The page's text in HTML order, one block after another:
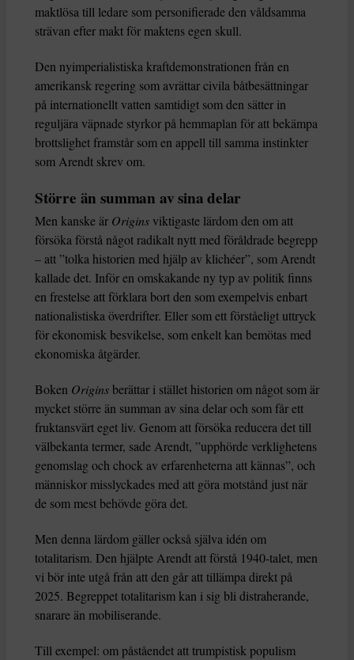
maktlösa till ledare som personifierade den våldsamma
strävan efter makt för maktens egen skull.
Den nyimperialistiska kraftdemonstrationen från en
amerikansk regering som avrättar civila båtbesättningar
på internationellt vatten samtidigt som den sätter in
reguljära väpnade styrkor på hemmaplan för att bekämpa
brottslighet framstår som en appell till samma instinkter
som Arendt skrev om.
Större än summan av sina delar
Men kanske är Origins viktigaste lärdom den om att
försöka förstå något radikalt nytt med föråldrade begrepp
– att ”tolka historien med hjälp av klichéer”, som Arendt
kallade det. Inför en omskakande ny typ av politik finns
en frestelse att förklara bort den som exempelvis enbart
nationalistiska överdrifter. Eller som ett förståeligt uttryck
för ekonomisk besvikelse, som enkelt kan bemötas med
ekonomiska åtgärder.
Boken Originsberättar i stället historien om något som är
mycket större än summan av sina delar och som får ett
fruktansvärt eget liv. Genom att försöka reducera det till
välbekanta termer, sade Arendt, ”upphörde verklighetens
genomslag och chock av erfarenheterna att kännas”, och
människor misslyckades med att göra motstånd just när
de som mest behövde göra det.
Men denna lärdom gäller också själva idén om
totalitarism. Den hjälpte Arendt att förstå 1940-talet, men
vi bör inte utgå från att den går att tillämpa direkt på
2025. Begreppet totalitarism kan i sig bli distraherande,
snarare än mobiliserande.
Till exempel: om påståendet att trumpistisk populism